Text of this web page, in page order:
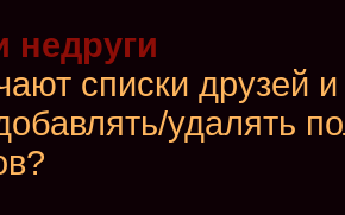
недруги
списки друзей
удалять